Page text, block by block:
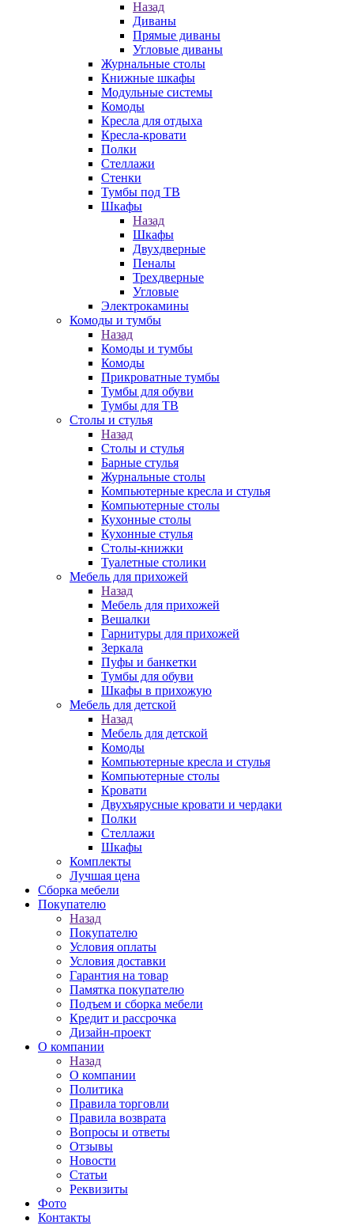
Назад
Диваны
Прямые диваны
Угловые диваны
Журнальные столы
Книжные шкафы
Модульные системы
Комоды
Кресла для отдыха
Кресла-кровати
Полки
Стеллажи
Стенки
Тумбы под ТВ
Шкафы
Назад
Шкафы
Двухдверные
Пеналы
Трехдверные
Угловые
Электрокамины
Комоды и тумбы
Назад
Комоды и тумбы
Комоды
Прикроватные тумбы
Тумбы для обуви
Тумбы для ТВ
Столы и стулья
Назад
Столы и стулья
Барные стулья
Журнальные столы
Компьютерные кресла и стулья
Компьютерные столы
Кухонные столы
Кухонные стулья
Столы-книжки
Туалетные столики
Мебель для прихожей
Назад
Мебель для прихожей
Вешалки
Гарнитуры для прихожей
Зеркала
Пуфы и банкетки
Тумбы для обуви
Шкафы в прихожую
Мебель для детской
Назад
Мебель для детской
Комоды
Компьютерные кресла и стулья
Компьютерные столы
Кровати
Двухъярусные кровати и чердаки
Полки
Стеллажи
Шкафы
Комплекты
Лучшая цена
Сборка мебели
Покупателю
Назад
Покупателю
Условия оплаты
Условия доставки
Гарантия на товар
Памятка покупателю
Подъем и сборка мебели
Кредит и рассрочка
Дизайн-проект
О компании
Назад
О компании
Политика
Правила торговли
Правила возврата
Вопросы и ответы
Отзывы
Новости
Статьи
Реквизиты
Фото
Контакты